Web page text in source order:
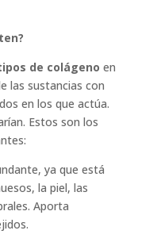
de colágeno en
las sustancias con
en los que actúa.
Estos son los
ya que está
la piel, las
Aporta